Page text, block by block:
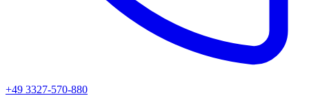
+49 3327-570-880